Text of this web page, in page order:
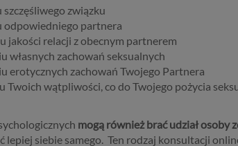
związku
odpowiedniego partnera
jakości relacji z obecnym partnerem
własnych zachowań seksualnych
erotycznych zachowań Twojego Partnera
Twoich wątpliwości, co do Twojego pożycia
mogą również brać udział
lepiej siebie samego. Ten rodzaj konsultacji